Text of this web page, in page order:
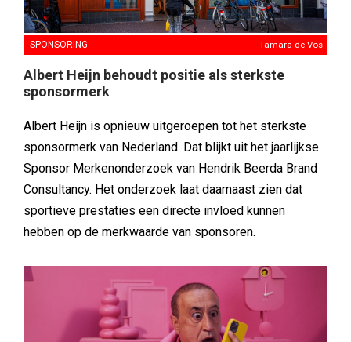
SPONSORING Tamara de Vos
Albert Heijn behoudt positie als sterkste
sponsormerk
Albert Heijn is opnieuw uitgeroepen tot het sterkste
sponsormerk van Nederland. Dat blijkt uit het jaarlijkse
Sponsor Merkenonderzoek van Hendrik Beerda Brand
Consultancy. Het onderzoek laat daarnaast zien dat
sportieve prestaties een directe invloed kunnen
hebben op de merkwaarde van sponsoren.